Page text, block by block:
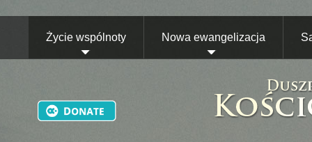
Życie wspólnoty Nowa ewangelizacja